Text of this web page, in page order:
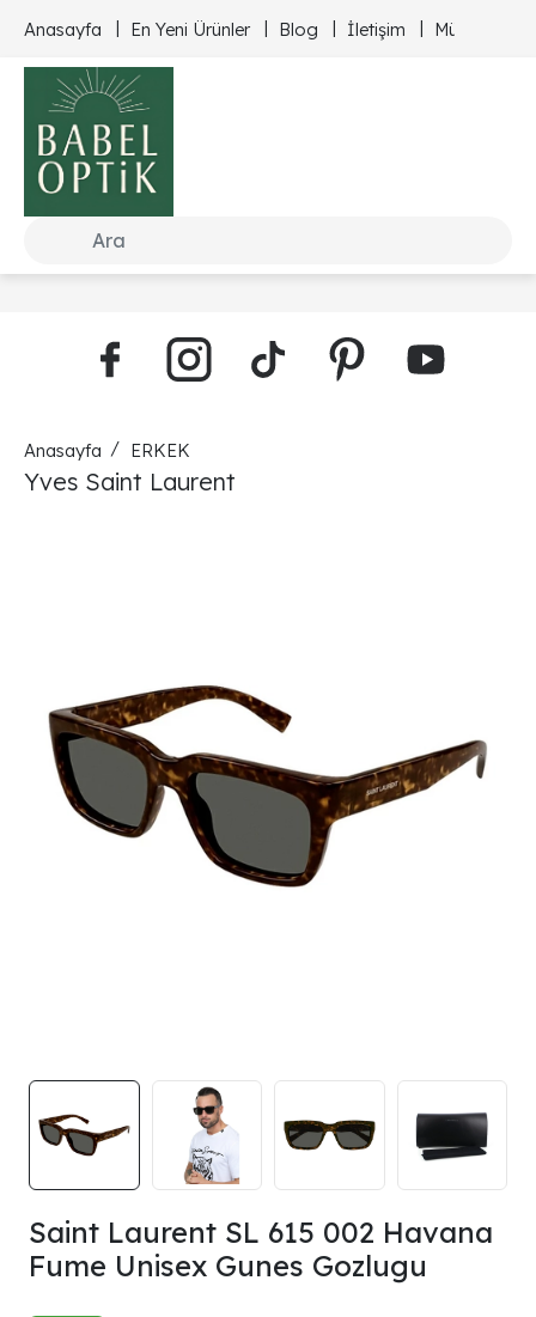
Anasayfa En Yeni Ürünler Blog İletişim Müşteri
Anasayfa ERKEK
Yves Saint Laurent
Saint Laurent SL 615 002 Havana
Fume Unisex Gunes Gozlugu